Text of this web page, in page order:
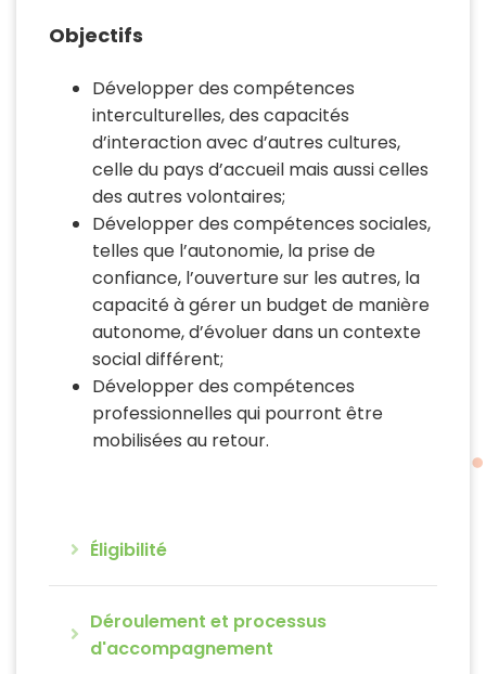
Objectifs
Développer des compétences
interculturelles, des capacités
d’interaction avec d’autres cultures,
celle du pays d’accueil mais aussi celles
des autres volontaires;
Développer des compétences sociales,
telles que l’autonomie, la prise de
confiance, l’ouverture sur les autres, la
capacité à gérer un budget de manière
autonome, d’évoluer dans un contexte
social différent;
Développer des compétences
professionnelles qui pourront être
mobilisées au retour.
Éligibilité
Déroulement et processus
d'accompagnement